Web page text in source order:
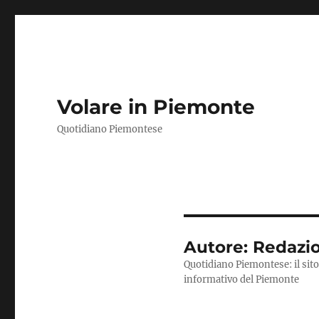
Volare in Piemonte
Quotidiano Piemontese
Autore:
Quotidiano Piemontese: il
informativo del Piemonte